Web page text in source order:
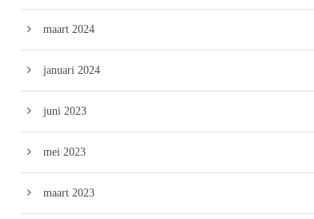
maart 2024
januari 2024
juni 2023
mei 2023
maart 2023